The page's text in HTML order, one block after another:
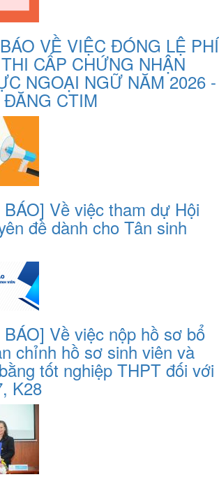
VỀ VIỆC ĐÓNG LỆ PHÍ
CẤP CHỨNG NHẬN
NGOẠI NGỮ NĂM 2026 -
CTIM
Về việc tham dự Hội
đề dành cho Tân sinh
Về việc nộp hồ sơ bổ
chỉnh hồ sơ sinh viên và
tốt nghiệp THPT đối với
K28